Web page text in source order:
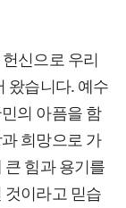
신으로 우리
왔습니다. 예수
의 아픔을 함
희망으로 가
큰 힘과 용기를
것이라고 믿습